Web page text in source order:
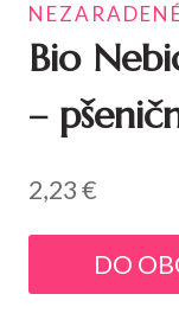
Bio
–
2,23€
DO